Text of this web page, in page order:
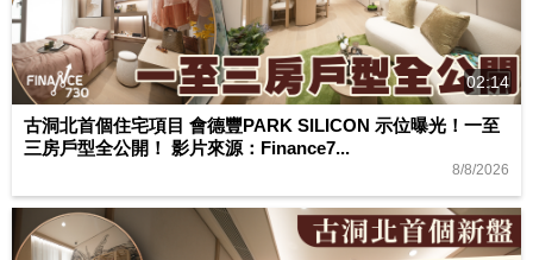
02:14
古洞北首個住宅項目 會德豐PARK SILICON 示位曝光！一至
三房戶型全公開！ 影片來源：Finance7...
8/8/2026